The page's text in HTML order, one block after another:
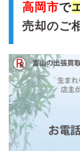
高岡市で
売却のご